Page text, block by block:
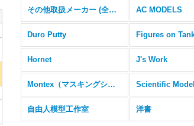
その他取扱メーカー (全商品) AC MODELS
Duro Putty
Hornet J's Work
Montex（マスキングシール）
自由人模型工作室 洋書